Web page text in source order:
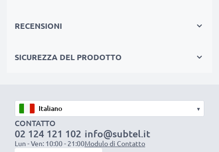
componenti evitano un rapido logorio delle celle,
✔ Ricarica la tua batteria conformemente alla sua
+ Materiale piacevole al tatto
✔ Sicurezza certificata: protezione da corto circuito,
surriscaldamento e sovratensione
RECENSIONI
SICUREZZA DEL PRODOTTO
▾
CONTATTO
02 124 121 102
Lun - Ven: 10:00 - 21:00
info@subtel.it
Modulo di Contatto